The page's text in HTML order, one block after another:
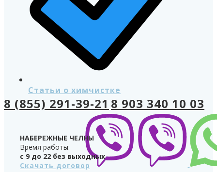
Статьи о химчистке
8 (855) 291-39-21 8 903 340 10 03
НАБЕРЕЖНЫЕ ЧЕЛНЫ
Время работы:
с 9 до 22 без выходных
Скачать договор